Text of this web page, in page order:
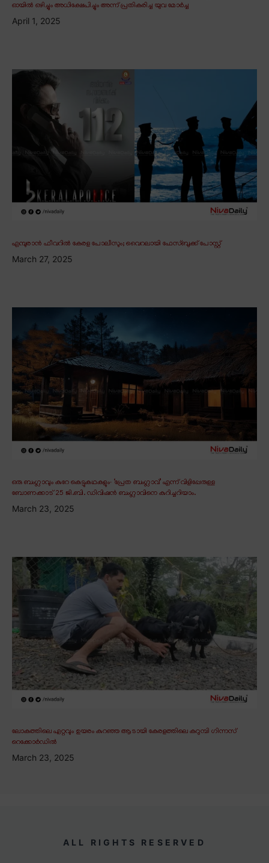
ഓയിൽ ഒഴിച്ചും അധിക്ഷേപിച്ചും അന്ന് പ്രതികരിച്ച യുവ മോർച്ച
April 1, 2025
എമ്പുരാൻ ഫീവറിൽ കേരള പോലീസും; വൈറലായി ഫേസ്ബുക്ക് പോസ്റ്റ്
March 27, 2025
ഒരു ബംഗ്ലാവും കുറേ കെട്ടുകഥകളും∙ ‘പ്രേത ബംഗ്ലാവ്’ എന്ന് വിളിപ്പേരുള്ള
ബോണക്കാട് 25 ജി.ബി. ഡിവിഷൻ ബംഗ്ലാവിനെ കുറിച്ചറിയാം.
March 23, 2025
ലോകത്തിലെ ഏറ്റവും ഉയരം കുറഞ്ഞ ആടായി കേരളത്തിലെ കറുമ്പി ഗിന്നസ്
റെക്കോർഡിൽ
March 23, 2025
ALL RIGHTS RESERVED